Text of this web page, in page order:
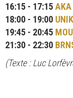
16:15 - 17:15AKA
18:00 - 19:00
19:45 - 20:45
21:30 - 22:30
(Texte : Luc